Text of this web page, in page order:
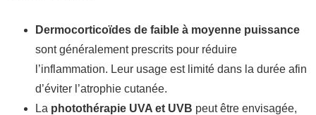
Dermocorticoïdes de faible à moyenne puissance
sont généralement prescrits pour réduire
l’inflammation. Leur usage est limité dans la durée afin
d’éviter l’atrophie cutanée.
La photothérapie UVA et UVB peut être envisagée,